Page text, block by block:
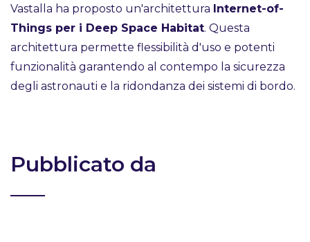
Vastalla ha proposto un'architettura Internet-of-
Things per i Deep Space Habitat. Questa
architettura permette flessibilità d'uso e potenti
funzionalità garantendo al contempo la sicurezza
degli astronauti e la ridondanza dei sistemi di bordo.
Pubblicato da